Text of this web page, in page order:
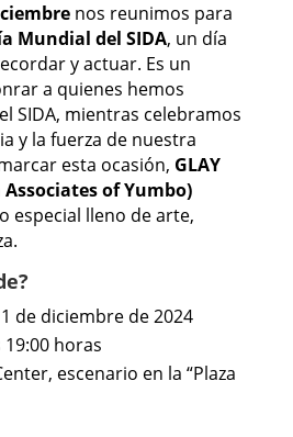
nos reunimos para
Mundial del SIDA, un día
y actuar. Es un
a quienes hemos
SIDA, mientras celebramos
y la fuerza de nuestra
esta ocasión, GLAY
of Yumbo)
especial lleno de arte,
de diciembre de 2024
19:00 horas
escenario en la “Plaza